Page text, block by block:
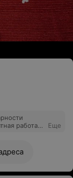
работа!
ко
Еще